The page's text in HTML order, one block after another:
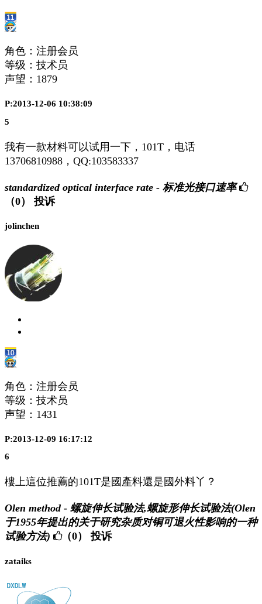
角色：注册会员
等级：技术员
声望： 1879
P:2013-12-06 10:38:09
5
我有一款材料可以试用一下，101T，电话
13706810988，QQ:103583337
standardized optical interface rate - 标准光接口速率
（0）
投诉
jolinchen
角色：注册会员
等级：技术员
声望： 1431
P:2013-12-09 16:17:12
6
樓上這位推薦的101T是國產料還是國外料丫？
Olen method - 螺旋伸长试验法,螺旋形伸长试验法(Olen
于1955年提出的关于研究杂质对铜可退火性影响的一种
试验方法)
（0） 投诉
zataiks